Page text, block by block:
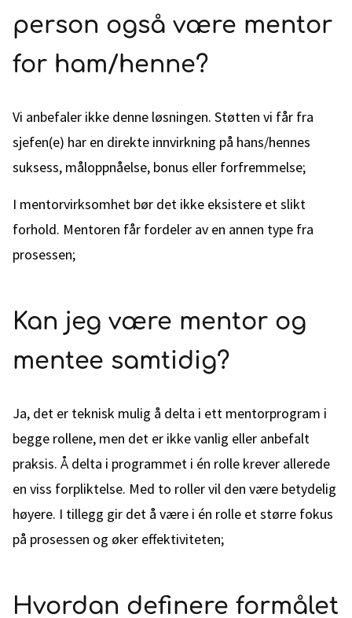
person også være mentor
for ham/henne?
Vi anbefaler ikke denne løsningen. Støtten vi får fra
sjefen(e) har en direkte innvirkning på hans/hennes
suksess, måloppnåelse, bonus eller forfremmelse;
I mentorvirksomhet bør det ikke eksistere et slikt
forhold. Mentoren får fordeler av en annen type fra
prosessen;
Kan jeg være mentor og
mentee samtidig?
Ja, det er teknisk mulig å delta i ett mentorprogram i
begge rollene, men det er ikke vanlig eller anbefalt
praksis. Å delta i programmet i én rolle krever allerede
en viss forpliktelse. Med to roller vil den være betydelig
høyere. I tillegg gir det å være i én rolle et større fokus
på prosessen og øker effektiviteten;
Hvordan definere formålet